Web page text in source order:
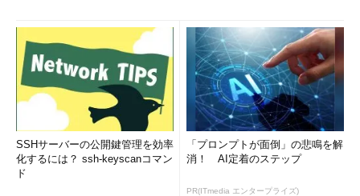
SSHサーバーの公開鍵管理を効率
化するには？ ssh-keyscanコマン
ド
「プロンプトが面倒」の悲鳴を解
消！ AI定着のステップ
PR(ITmedia エンタープライズ)